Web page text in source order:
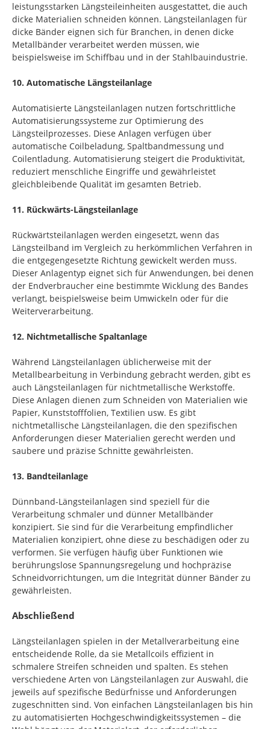
leistungsstarken Längsteileinheiten ausgestattet, die auch
dicke Materialien schneiden können. Längsteilanlagen für
dicke Bänder eignen sich für Branchen, in denen dicke
Metallbänder verarbeitet werden müssen, wie
beispielsweise im Schiffbau und in der Stahlbauindustrie.
10. Automatische Längsteilanlage
Automatisierte Längsteilanlagen nutzen fortschrittliche
Automatisierungssysteme zur Optimierung des
Längsteilprozesses. Diese Anlagen verfügen über
automatische Coilbeladung, Spaltbandmessung und
Coilentladung. Automatisierung steigert die Produktivität,
reduziert menschliche Eingriffe und gewährleistet
gleichbleibende Qualität im gesamten Betrieb.
11. Rückwärts-Längsteilanlage
Rückwärtsteilanlagen werden eingesetzt, wenn das
Längsteilband im Vergleich zu herkömmlichen Verfahren in
die entgegengesetzte Richtung gewickelt werden muss.
Dieser Anlagentyp eignet sich für Anwendungen, bei denen
der Endverbraucher eine bestimmte Wicklung des Bandes
verlangt, beispielsweise beim Umwickeln oder für die
Weiterverarbeitung.
12. Nichtmetallische Spaltanlage
Während Längsteilanlagen üblicherweise mit der
Metallbearbeitung in Verbindung gebracht werden, gibt es
auch Längsteilanlagen für nichtmetallische Werkstoffe.
Diese Anlagen dienen zum Schneiden von Materialien wie
Papier, Kunststofffolien, Textilien usw. Es gibt
nichtmetallische Längsteilanlagen, die den spezifischen
Anforderungen dieser Materialien gerecht werden und
saubere und präzise Schnitte gewährleisten.
13. Bandteilanlage
Dünnband-Längsteilanlagen sind speziell für die
Verarbeitung schmaler und dünner Metallbänder
konzipiert. Sie sind für die Verarbeitung empfindlicher
Materialien konzipiert, ohne diese zu beschädigen oder zu
verformen. Sie verfügen häufig über Funktionen wie
berührungslose Spannungsregelung und hochpräzise
Schneidvorrichtungen, um die Integrität dünner Bänder zu
gewährleisten.
Abschließend
Längsteilanlagen spielen in der Metallverarbeitung eine
entscheidende Rolle, da sie Metallcoils effizient in
schmalere Streifen schneiden und spalten. Es stehen
verschiedene Arten von Längsteilanlagen zur Auswahl, die
jeweils auf spezifische Bedürfnisse und Anforderungen
zugeschnitten sind. Von einfachen Längsteilanlagen bis hin
zu automatisierten Hochgeschwindigkeitssystemen – die